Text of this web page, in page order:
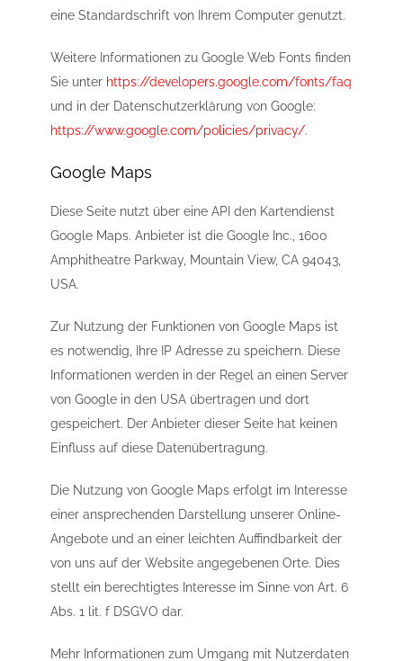
eine Standardschrift von Ihrem Computer genutzt.
Weitere Informationen zu Google Web Fonts finden
Sie unter https://developers.google.com/fonts/faq
und in der Datenschutzerklärung von Google:
https://www.google.com/policies/privacy/.
Google Maps
Diese Seite nutzt über eine API den Kartendienst
Google Maps. Anbieter ist die Google Inc., 1600
Amphitheatre Parkway, Mountain View, CA 94043,
USA.
Zur Nutzung der Funktionen von Google Maps ist
es notwendig, Ihre IP Adresse zu speichern. Diese
Informationen werden in der Regel an einen Server
von Google in den USA übertragen und dort
gespeichert. Der Anbieter dieser Seite hat keinen
Einfluss auf diese Datenübertragung.
Die Nutzung von Google Maps erfolgt im Interesse
einer ansprechenden Darstellung unserer Online-
Angebote und an einer leichten Auffindbarkeit der
von uns auf der Website angegebenen Orte. Dies
stellt ein berechtigtes Interesse im Sinne von Art. 6
Abs. 1 lit. f DSGVO dar.
Mehr Informationen zum Umgang mit Nutzerdaten